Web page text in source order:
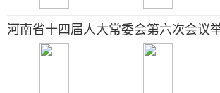
河南省十四届人大常委会第六次会议